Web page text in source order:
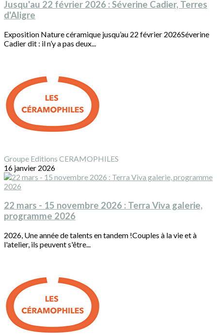
Jusqu'au 22 février 2026 : Séverine Cadier, Terres
d'Aligre
Exposition Nature céramique jusqu’au 22 février 2026Séverine
Cadier dit : il n’y a pas deux...
Groupe Editions CERAMOPHILES
16 janvier 2026
22 mars - 15 novembre 2026 : Terra Viva galerie,
programme 2026
2026, Une année de talents en tandem !Couples à la vie et à
l'atelier, ils peuvent s'être...